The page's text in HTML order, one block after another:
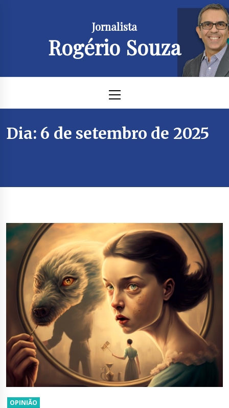
Jornalista
Rogério Souza
Menu
Dia: 6 de setembro de 2025
OPINIÃO